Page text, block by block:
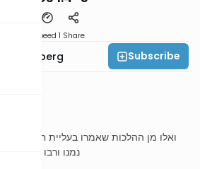
Speed 1 Share
Greenberg
Subscribe
ואלו מן ההלכות שאמרו בעליית חנניה בן
נמנו ורבו ב"ש על